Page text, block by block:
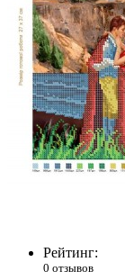
Рейтинг:
0 отзывов